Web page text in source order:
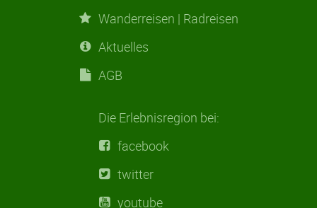
Wanderreisen | Radreisen
Aktuelles
AGB
Die Erlebnisregion bei:
facebook
twitter
youtube